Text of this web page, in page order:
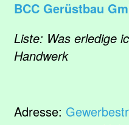
BCC Gerüstbau
Liste: Was erledige
Handwerk
Adresse: